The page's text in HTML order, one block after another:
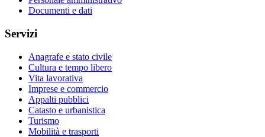
Documenti e dati
Servizi
Anagrafe e stato civile
Cultura e tempo libero
Vita lavorativa
Imprese e commercio
Appalti pubblici
Catasto e urbanistica
Turismo
Mobilità e trasporti